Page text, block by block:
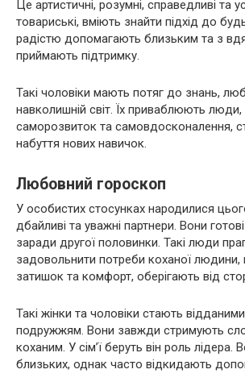
Це артистичні, розумні, справедливі та
товариські, вміють знайти підхід до
радістю допомагають близьким та з
приймають підтримку.
Такі чоловіки мають потяг до знань,
навколишній світ. Їх приваблюють
саморозвиток та самовдосконалення,
набуття нових навичок.
Любовний гороскоп
У особистих стосунках народилися
дбайливі та уважні партнери. Вони
заради другої половинки. Такі люди
задовольнити потреби коханої людини,
затишок та комфорт, оберігають від
Такі жінки та чоловіки стають
подружжям. Вони завжди стримують
коханим. У сім’ї беруть він роль лідера.
близьких, однак часто відкидають